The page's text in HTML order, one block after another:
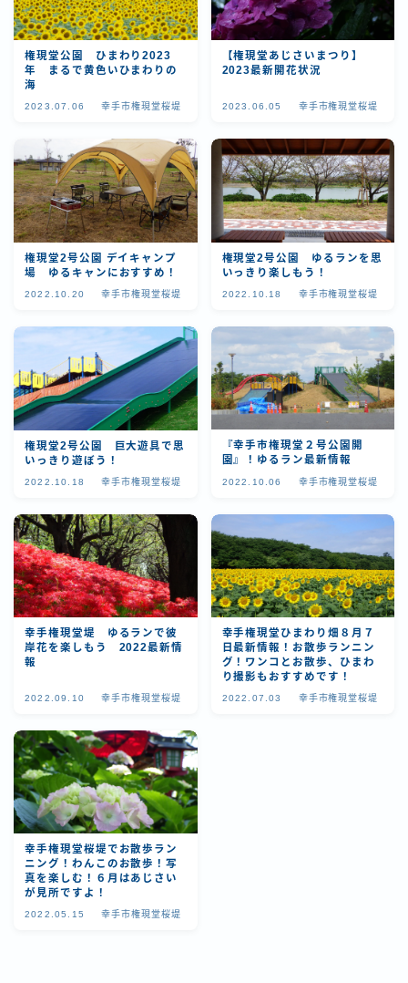
権現堂公園 ひまわり2023
年 まるで黄色いひまわりの
海
2023.07.06 幸手市権現堂桜堤
【権現堂あじさいまつり】
2023最新開花状況
2023.06.05 幸手市権現堂桜堤
権現堂2号公園 デイキャンプ
場 ゆるキャンにおすすめ！
2022.10.20 幸手市権現堂桜堤
権現堂2号公園 ゆるランを思
いっきり楽しもう！
2022.10.18 幸手市権現堂桜堤
権現堂2号公園 巨大遊具で思
いっきり遊ぼう！
2022.10.18 幸手市権現堂桜堤
『幸手市権現堂２号公園開
園』！ゆるラン最新情報
2022.10.06 幸手市権現堂桜堤
幸手権現堂堤 ゆるランで彼
岸花を楽しもう 2022最新情
報
2022.09.10 幸手市権現堂桜堤
幸手権現堂ひまわり畑８月７
日最新情報！お散歩ランニン
グ！ワンコとお散歩、ひまわ
り撮影もおすすめです！
2022.07.03 幸手市権現堂桜堤
幸手権現堂桜堤でお散歩ラン
ニング！わんこのお散歩！写
真を楽しむ！６月はあじさい
が見所ですよ！
2022.05.15 幸手市権現堂桜堤